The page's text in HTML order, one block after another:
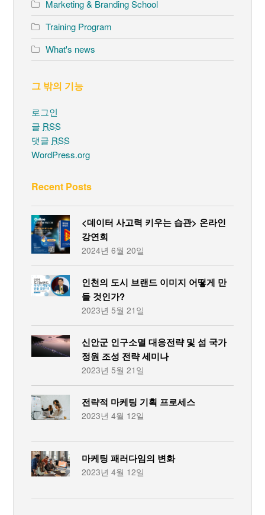
Marketing & Branding School
Training Program
What's news
그 밖의 기능
로그인
글 RSS
댓글 RSS
WordPress.org
Recent Posts
<데이터 사고력 키우는 습관> 온라인
강연회
2024년 6월 20일
인천의 도시 브랜드 이미지 어떻게 만
들 것인가?
2023년 5월 21일
신안군 인구소멸 대응전략 및 섬 국가
정원 조성 전략 세미나
2023년 5월 21일
전략적 마케팅 기획 프로세스
2023년 4월 12일
마케팅 패러다임의 변화
2023년 4월 12일